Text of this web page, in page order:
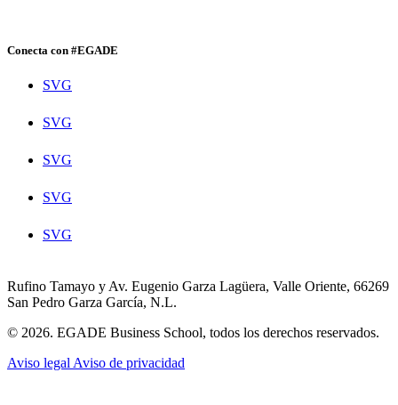
Conecta con #EGADE
SVG
SVG
SVG
SVG
SVG
Rufino Tamayo y Av. Eugenio Garza Lagüera, Valle Oriente, 66269
San Pedro Garza García, N.L.
© 2026. EGADE Business School, todos los derechos reservados.
Aviso legal Aviso de privacidad